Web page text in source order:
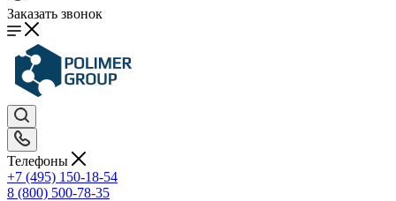
Заказать звонок
Телефоны
+7 (495) 150-18-54
8 (800) 500-78-35